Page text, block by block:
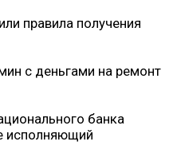
правила получения
с деньгами на ремонт
банка
исполняющий